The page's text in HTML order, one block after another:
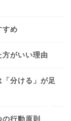
すめ
方がいい理由
「分ける」が足
行動原則
ップ
シー